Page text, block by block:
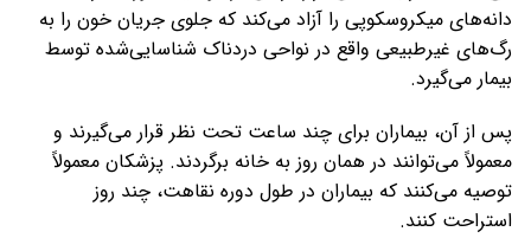
دانه‌های میکروسکوپی را آزاد می‌کند که جلوی جریان خون را به
رگ‌های غیرطبیعی واقع در نواحی دردناک شناسایی‌شده توسط
بیمار می‌گیرد.
پس از آن، بیماران برای چند ساعت تحت نظر قرار می‌گیرند و
معمولاً می‌توانند در همان روز به خانه برگردند. پزشکان معمولاً
توصیه می‌کنند که بیماران در طول دوره نقاهت، چند روز
استراحت کنند.